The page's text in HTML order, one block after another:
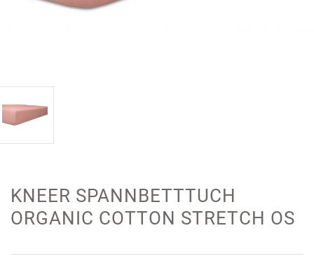
KNEER SPANNBETTTUCH
ORGANIC COTTON STRETCH OS